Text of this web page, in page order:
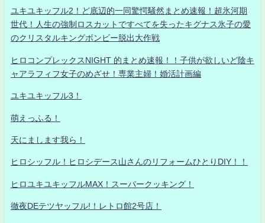
ユキユキッフル2！ど底辺的一同驚愕騒然まとめ速報！超氷河期
世代！人生の強制ロスカットですべてを失ったキグナス氷子の愛
のクリスタルキングボンビー脱出大作戦
ヒロコンプレックスNIGHT 的まとめ速報！！子供が欲しいど陰キ
ャアラフィフ女子のめざせ！専業主婦！婚活計画編
ユキユキッフル3！
萌えっふる！
天にまします我ら！
ヒロシッフル！ヒロシデース山さんのリフォームひとりDIY！！
ヒロユキユキッフルMAX！スーパークッキング！
徹夜DEテツヤッフル!！レトロ館2号店！